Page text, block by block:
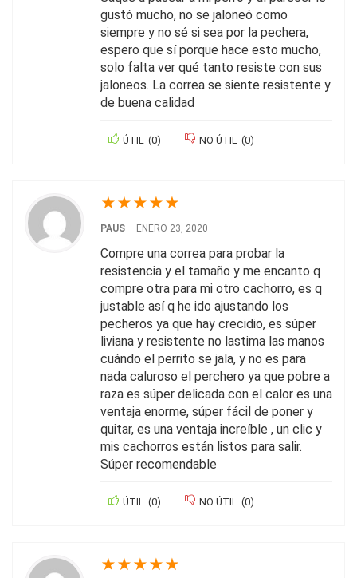
gustó mucho, no se jaloneó como
siempre y no sé si sea por la pechera,
espero que sí porque hace esto mucho,
solo falta ver qué tanto resiste con sus
jaloneos. La correa se siente resistente y
de buena calidad
ÚTIL (0) NO ÚTIL (0)
★★★★★
PAUS – ENERO 23, 2020
Compre una correa para probar la
resistencia y el tamaño y me encanto q
compre otra para mi otro cachorro, es q
justable así q he ido ajustando los
pecheros ya que hay crecidio, es súper
liviana y resistente no lastima las manos
cuándo el perrito se jala, y no es para
nada caluroso el perchero ya que pobre a
raza es súper delicada con el calor es una
ventaja enorme, súper fácil de poner y
quitar, es una ventaja increíble , un clic y
mis cachorros están listos para salir.
Súper recomendable
ÚTIL (0) NO ÚTIL (0)
★★★★★